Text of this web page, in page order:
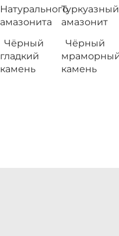
Натурального
амазонита
Туркуазный
амазонит
Чёрный
гладкий
камень
Чёрный
камень